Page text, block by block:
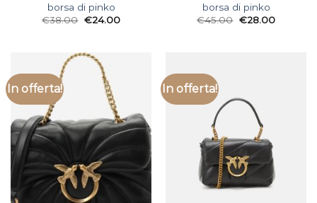
borsa di pinko
€38.00 €24.00
borsa di pinko
€45.00 €28.00
In offerta! In offerta!